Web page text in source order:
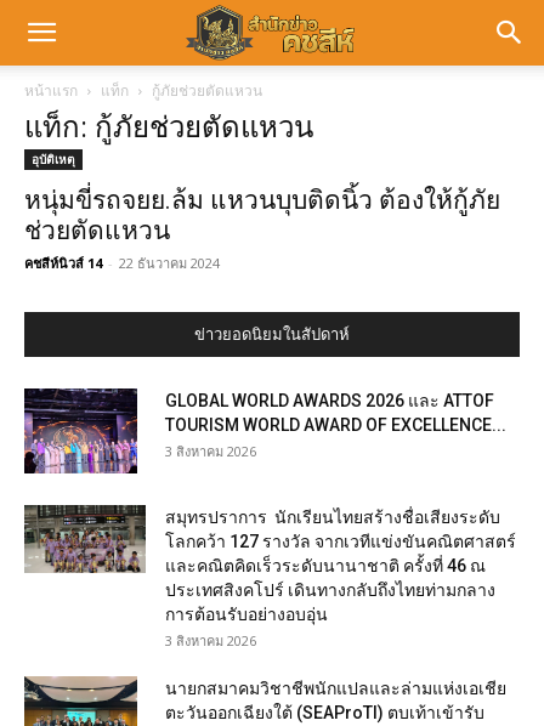
หน้าแรก แท็ก กู้ภัยช่วยตัดแหวน
แท็ก: กู้ภัยช่วยตัดแหวน
อุบัติเหตุ
หนุ่มขี่รถจยย.ล้ม แหวนบุบติดนิ้ว ต้องให้กู้ภัย
ช่วยตัดแหวน
คชสีห์นิวส์ 14 - 22 ธันวาคม 2024
ข่าวยอดนิยมในสัปดาห์
GLOBAL WORLD AWARDS 2026 และ ATTOF
TOURISM WORLD AWARD OF EXCELLENCE...
3 สิงหาคม 2026
สมุทรปราการ นักเรียนไทยสร้างชื่อเสียงระดับ
โลกคว้า 127 รางวัล จากเวทีแข่งขันคณิตศาสตร์
และคณิตคิดเร็วระดับนานาชาติ ครั้งที่ 46 ณ
ประเทศสิงคโปร์ เดินทางกลับถึงไทยท่ามกลาง
การต้อนรับอย่างอบอุ่น
3 สิงหาคม 2026
นายกสมาคมวิชาชีพนักแปลและล่ามแห่งเอเชีย
ตะวันออกเฉียงใต้ (SEAProTI) ตบเท้าเข้ารับ